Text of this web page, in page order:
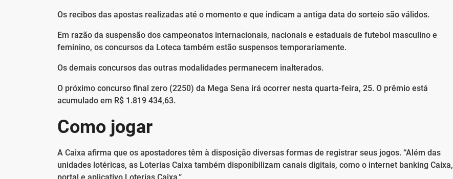
Os recibos das apostas realizadas até o momento e que indicam a antiga data do sorteio são válidos.
Em razão da suspensão dos campeonatos internacionais, nacionais e estaduais de futebol masculino e
feminino, os concursos da Loteca também estão suspensos temporariamente.
Os demais concursos das outras modalidades permanecem inalterados.
O próximo concurso final zero (2250) da Mega Sena irá ocorrer nesta quarta-feira, 25. O prêmio está
acumulado em R$ 1.819 434,63.
Como jogar
A Caixa afirma que os apostadores têm à disposição diversas formas de registrar seus jogos. “Além das
unidades lotéricas, as Loterias Caixa também disponibilizam canais digitais, como o internet banking Caixa,
portal e aplicativo Loterias Caixa.”